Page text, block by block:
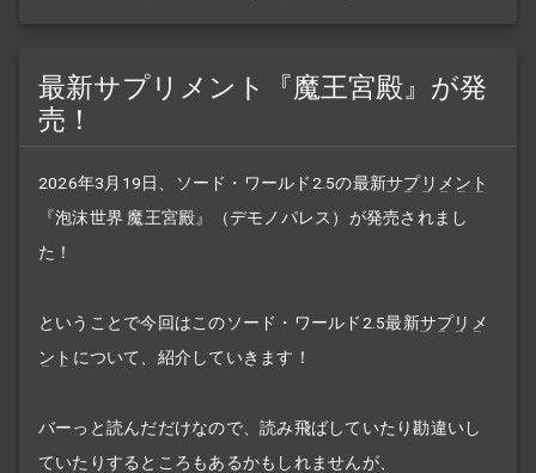
最新サプリメント『魔王宮殿』が発
売！
2026年3月19日、ソード・ワールド2.5の最新サプリメント
『泡沫世界 魔王宮殿』（デモノパレス）が発売されまし
た！
ということで今回はこのソード・ワールド2.5最新サプリメ
ント について、紹介していきます！
バーっと読んだだけなので、読み飛ばしていたり勘違いし
ていたりするところもあるかもしれませんが、